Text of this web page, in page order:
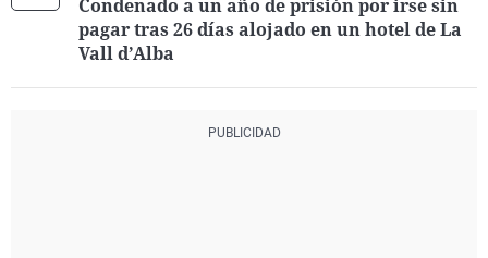
Condenado a un año de prisión por irse sin
pagar tras 26 días alojado en un hotel de La
Vall d’Alba